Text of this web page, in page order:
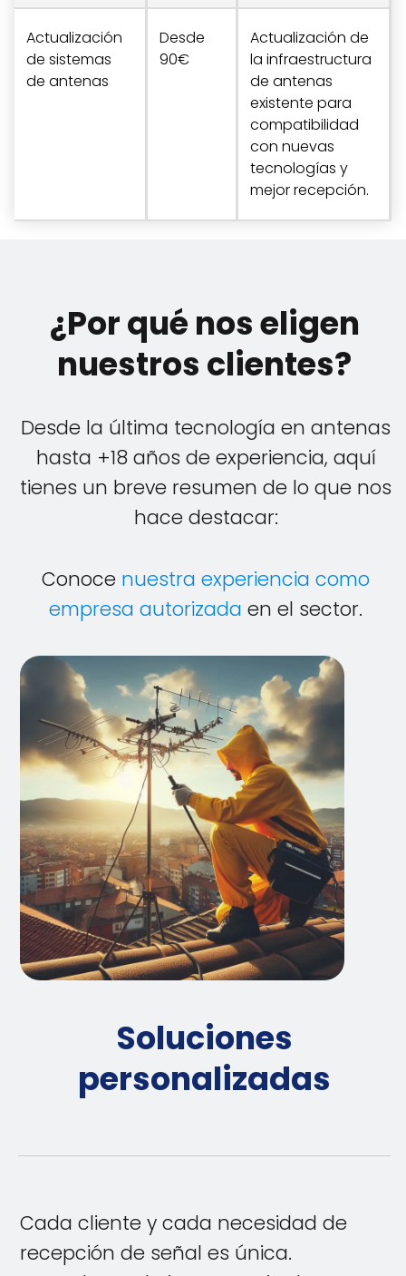
Actualización
de sistemas
de antenas
Desde
90€
Actualización de
la infraestructura
de antenas
existente para
compatibilidad
con nuevas
tecnologías y
mejor recepción.
¿Por qué nos eligen
nuestros clientes?
Desde la última tecnología en antenas
hasta +18 años de experiencia, aquí
tienes un breve resumen de lo que nos
hace destacar:
Conoce nuestra experiencia como
empresa autorizada en el sector.
Soluciones
personalizadas
Cada cliente y cada necesidad de
recepción de señal es única.